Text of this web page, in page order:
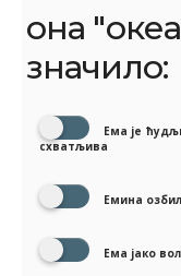
она
значило:
Ема је
схватљива
Емина
Ема јако